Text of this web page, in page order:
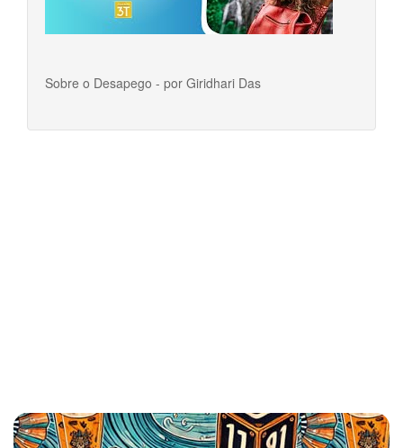
Sobre o Desapego - por Giridhari Das